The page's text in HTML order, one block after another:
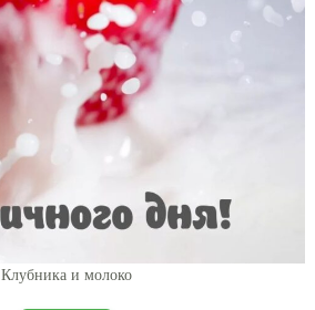
Клубника и молоко